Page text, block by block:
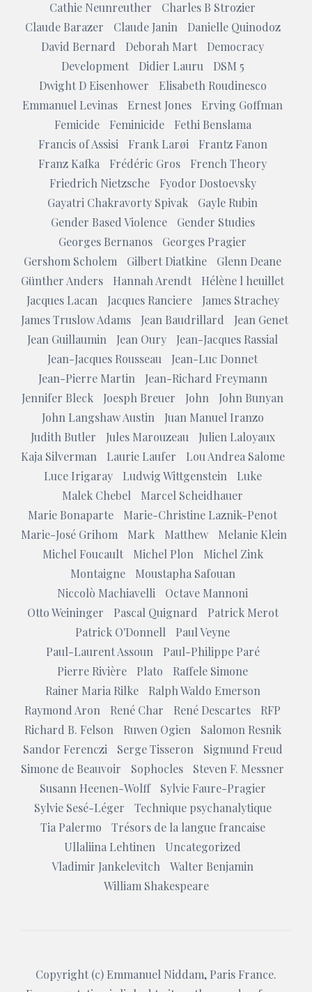
Cathie Neunreuther
Charles B Strozier
Claude Barazer
Claude Janin
Danielle Quinodoz
David Bernard
Deborah Mart
Democracy
Development
Didier Lauru
DSM 5
Dwight D Eisenhower
Elisabeth Roudinesco
Emmanuel Levinas
Ernest Jones
Erving Goffman
Femicide
Feminicide
Fethi Benslama
Francis of Assisi
Frank Larøi
Frantz Fanon
Franz Kafka
Frédéric Gros
French Theory
Friedrich Nietzsche
Fyodor Dostoevsky
Gayatri Chakravorty Spivak
Gayle Rubin
Gender Based Violence
Gender Studies
Georges Bernanos
Georges Pragier
Gershom Scholem
Gilbert Diatkine
Glenn Deane
Günther Anders
Hannah Arendt
Hélène l heuillet
Jacques Lacan
Jacques Ranciere
James Strachey
James Truslow Adams
Jean Baudrillard
Jean Genet
Jean Guillaumin
Jean Oury
Jean-Jacques Rassial
Jean-Jacques Rousseau
Jean-Luc Donnet
Jean-Pierre Martin
Jean-Richard Freymann
Jennifer Bleck
Joesph Breuer John
John Bunyan
John Langshaw Austin
Juan Manuel Iranzo
Judith Butler
Jules Marouzeau
Julien Laloyaux
Kaja Silverman
Laurie Laufer
Lou Andrea Salome
Luce Irigaray
Ludwig Wittgenstein
Luke
Malek Chebel
Marcel Scheidhauer
Marie Bonaparte
Marie-Christine Laznik-Penot
Marie-José Grihom
Mark Matthew
Melanie Klein
Michel Foucault
Michel Plon
Michel Zink
Montaigne
Moustapha Safouan
Niccolò Machiavelli
Octave Mannoni
Otto Weininger
Pascal Quignard
Patrick Merot
Patrick O'Donnell
Paul Veyne
Paul-Laurent Assoun
Paul-Philippe Paré
Pierre Rivière
Plato
Raffele Simone
Rainer Maria Rilke
Ralph Waldo Emerson
Raymond Aron
René Char René Descartes
RFP
Richard B. Felson
Ruwen Ogien
Salomon Resnik
Sandor Ferenczi
Serge Tisseron
Sigmund Freud
Simone de Beauvoir
Sophocles
Steven F. Messner
Susann Heenen-Wolff
Sylvie Faure-Pragier
Sylvie Sesé-Léger
Technique psychanalytique
Tia Palermo
Trésors de la langue francaise
Ullaliina Lehtinen
Uncategorized
Vladimir Jankelevitch
Walter Benjamin
William Shakespeare
Copyright (c) Emmanuel Niddam, Paris France.